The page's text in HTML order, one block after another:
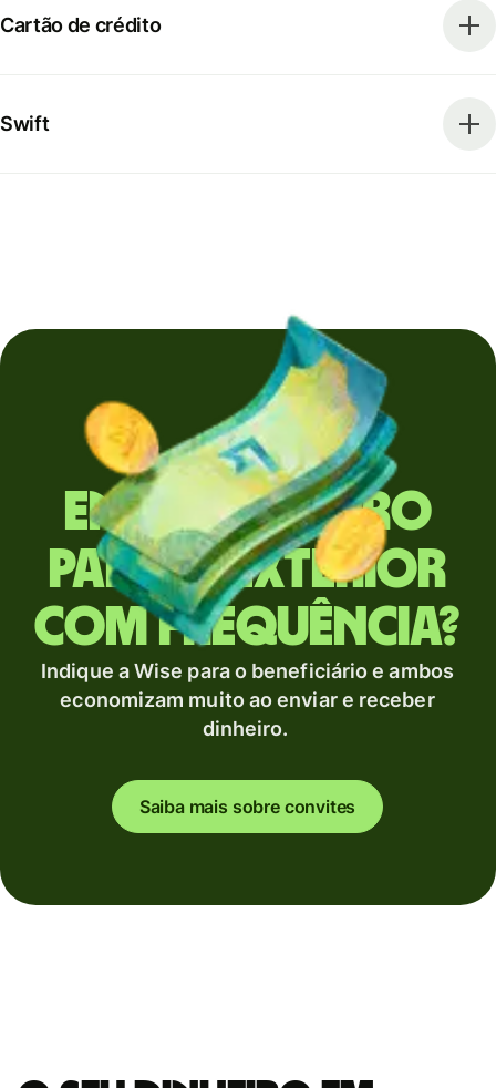
Cartão de crédito
Swift
Envia dinheiro
para o exterior
com frequência?
Indique a Wise para o beneficiário e ambos
economizam muito ao enviar e receber
dinheiro.
Saiba mais sobre convites